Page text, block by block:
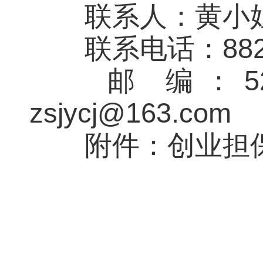
联系人：黄小
联系电话：
邮 编：
zsjycj@163.com
附件：创业担